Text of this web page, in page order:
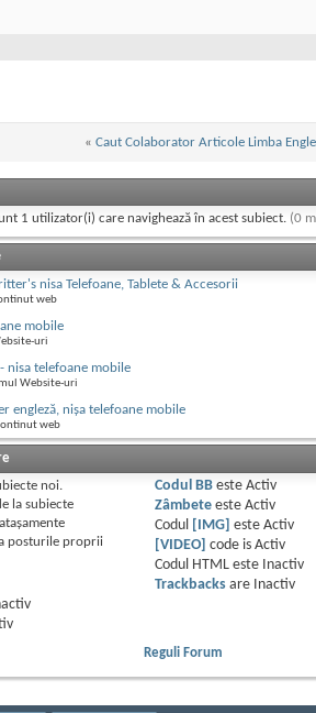
« Caut Colaborator Articole Limba
1 utilizator(i) care navighează în acest subiect. (0
nisa Telefoane, Tablete & Accesorii
web
mobile
uri
nisa telefoane mobile
Website-uri
engleză, nişa telefoane mobile
web
noi.
la subiecte
posturile proprii
Codul BBeste Activ
Zâmbeteeste Activ
Codul
[IMG] este Activ
[VIDEO]
code is Activ
Codul HTML este
Inactiv
Trackbacksare
Inactiv
Reguli Forum